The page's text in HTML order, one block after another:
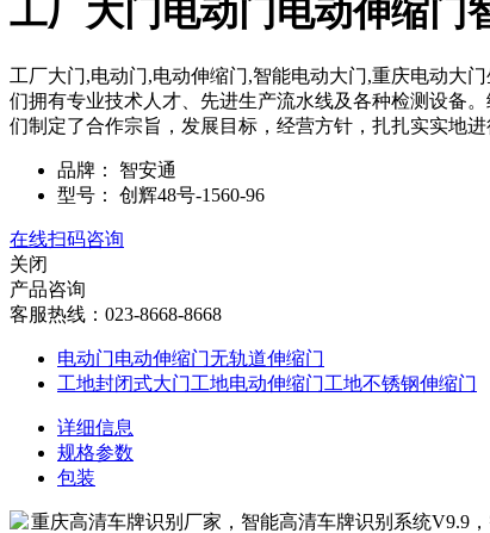
工厂大门电动门电动伸缩门
工厂大门,电动门,电动伸缩门,智能电动大门,重庆电动大
们拥有专业技术人才、先进生产流水线及各种检测设备
们制定了合作宗旨，发展目标，经营方针，扎扎实实地进
品牌：
智安通
型号：
创辉48号-1560-96
在线扫码咨询
关闭
产品咨询
客服热线：023-8668-8668
电动门电动伸缩门无轨道伸缩门
工地封闭式大门工地电动伸缩门工地不锈钢伸缩门
详细信息
规格参数
包装